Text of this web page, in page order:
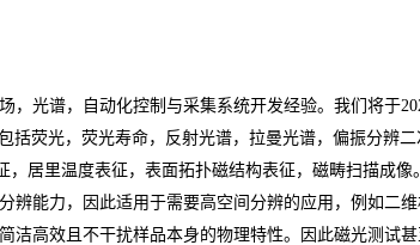
谱，自动化控制与采集系统开发经验。我们将于
括荧光，荧光寿命，反射光谱，拉曼光谱，偏振分辨
居里温度表征，表面拓扑磁结构表征，磁畴扫描成像。
力，因此适用于需要高空间分辨的应用，例如二维
效且不干扰样品本身的物理特性。因此磁光测试甚